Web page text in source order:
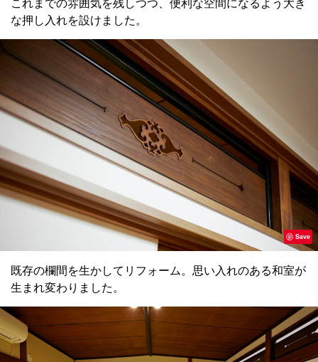
な押し入れを設けました。
Save
既存の欄間を生かしてリフォーム。思い入れのある和室が
生まれ変わりました。